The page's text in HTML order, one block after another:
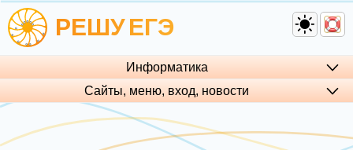
РЕШУЕГЭ
Информатика
Сайты, меню, вход, но­во­сти